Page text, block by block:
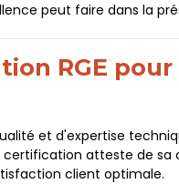
peut faire dans la
RGE
et d'expertise
atteste de
client optimale.